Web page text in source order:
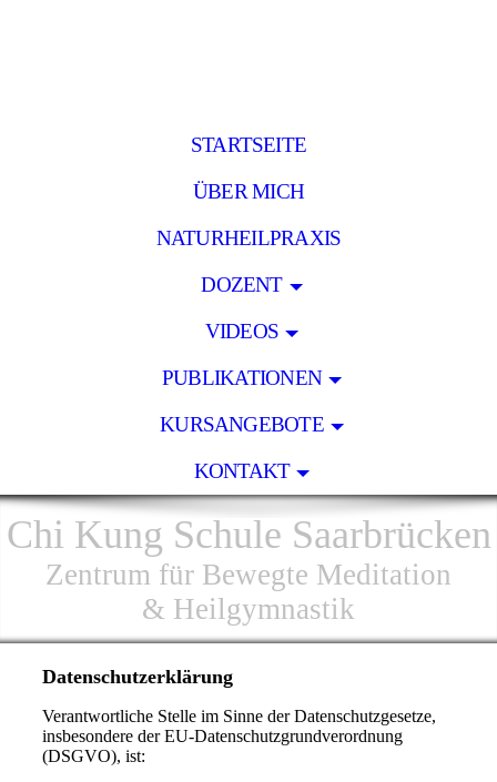
STARTSEITE
ÜBER MICH
NATURHEILPRAXIS
DOZENT
VIDEOS
PUBLIKATIONEN
KURSANGEBOTE
KONTAKT
Chi Kung Schule Saarbrücken
Zentrum für Bewegte Meditation
& Heilgymnastik
Datenschutzerklärung
Verantwortliche Stelle im Sinne der Datenschutzgesetze,
insbesondere der EU-Datenschutzgrundverordnung
(DSGVO), ist: